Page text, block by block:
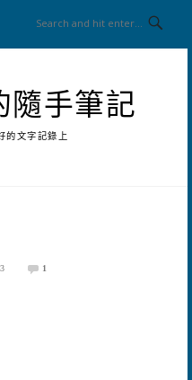
隨手筆記
的文字記錄上
1